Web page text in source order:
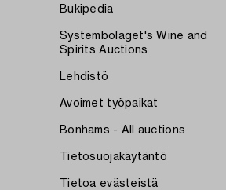
Bukipedia
Systembolaget's Wine and
Spirits Auctions
Lehdistö
Avoimet työpaikat
Bonhams - All auctions
Tietosuojakäytäntö
Tietoa evästeistä